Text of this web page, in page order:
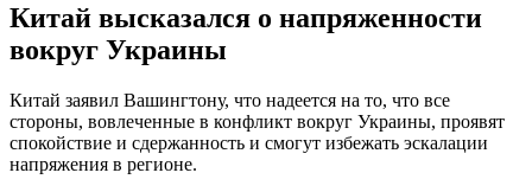
Китай высказался о напряженности
вокруг Украины
Китай заявил Вашингтону, что надеется на то, что все
стороны, вовлеченные в конфликт вокруг Украины, проявят
спокойствие и сдержанность и смогут избежать эскалации
напряжения в регионе.